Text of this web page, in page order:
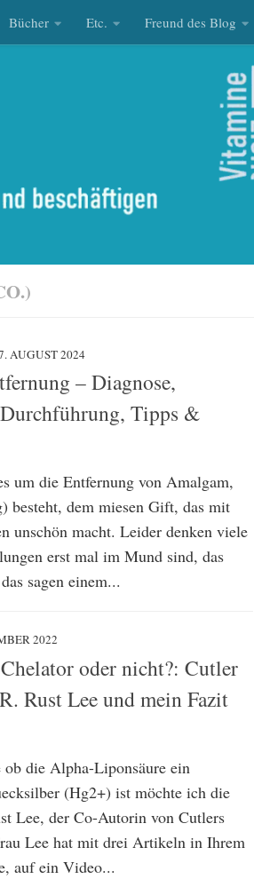
Bücher Etc. Freund des Blog
AUGUST 2024
– Diagnose,
Tipps &
um die Entfernung von Amalgam,
besteht, dem miesen Gift, das mit
unschön macht. Leider denken viele
erst mal im Mund sind, das
sagen einem...
2022
oder nicht?: Cutler
Rust Lee und mein Fazit
die Alpha-Liponsäure ein
(Hg2+) ist möchte ich die
Lee, der Co-Autorin von Cutlers
Lee hat mit drei Artikeln in Ihrem
auf ein Video...